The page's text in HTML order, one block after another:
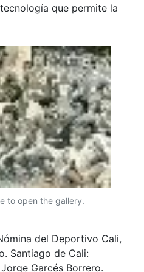
que permite la
to open the gallery.
del Deportivo Cali,
Santiago de Cali:
Garcés Borrero.